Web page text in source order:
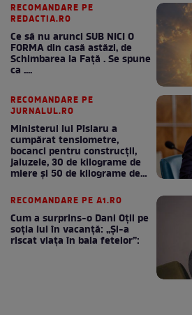
RECOMANDARE PE
REDACTIA.RO
Ce să nu arunci SUB NICI O
FORMA din casă astăzi, de
Schimbarea la Față . Se spune
ca ....
RECOMANDARE PE
JURNALUL.RO
Ministerul lui Pîslaru a
cumpărat tensiometre,
bocanci pentru construcții,
jaluzele, 30 de kilograme de
miere și 50 de kilograme de
RECOMANDARE PE A1.RO
Cum a surprins-o Dani Oțil pe
soția lui în vacanță: „Și-a
riscat viața în baia fetelor”: